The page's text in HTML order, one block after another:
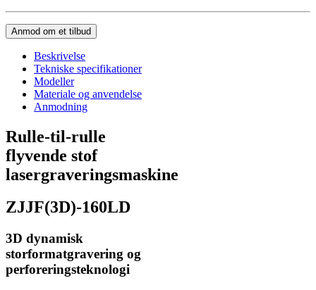
Anmod om et tilbud
Beskrivelse
Tekniske specifikationer
Modeller
Materiale og anvendelse
Anmodning
Rulle-til-rulle
flyvende stof
lasergraveringsmaskine
ZJJF(3D)-160LD
3D dynamisk
storformatgravering og
perforeringsteknologi